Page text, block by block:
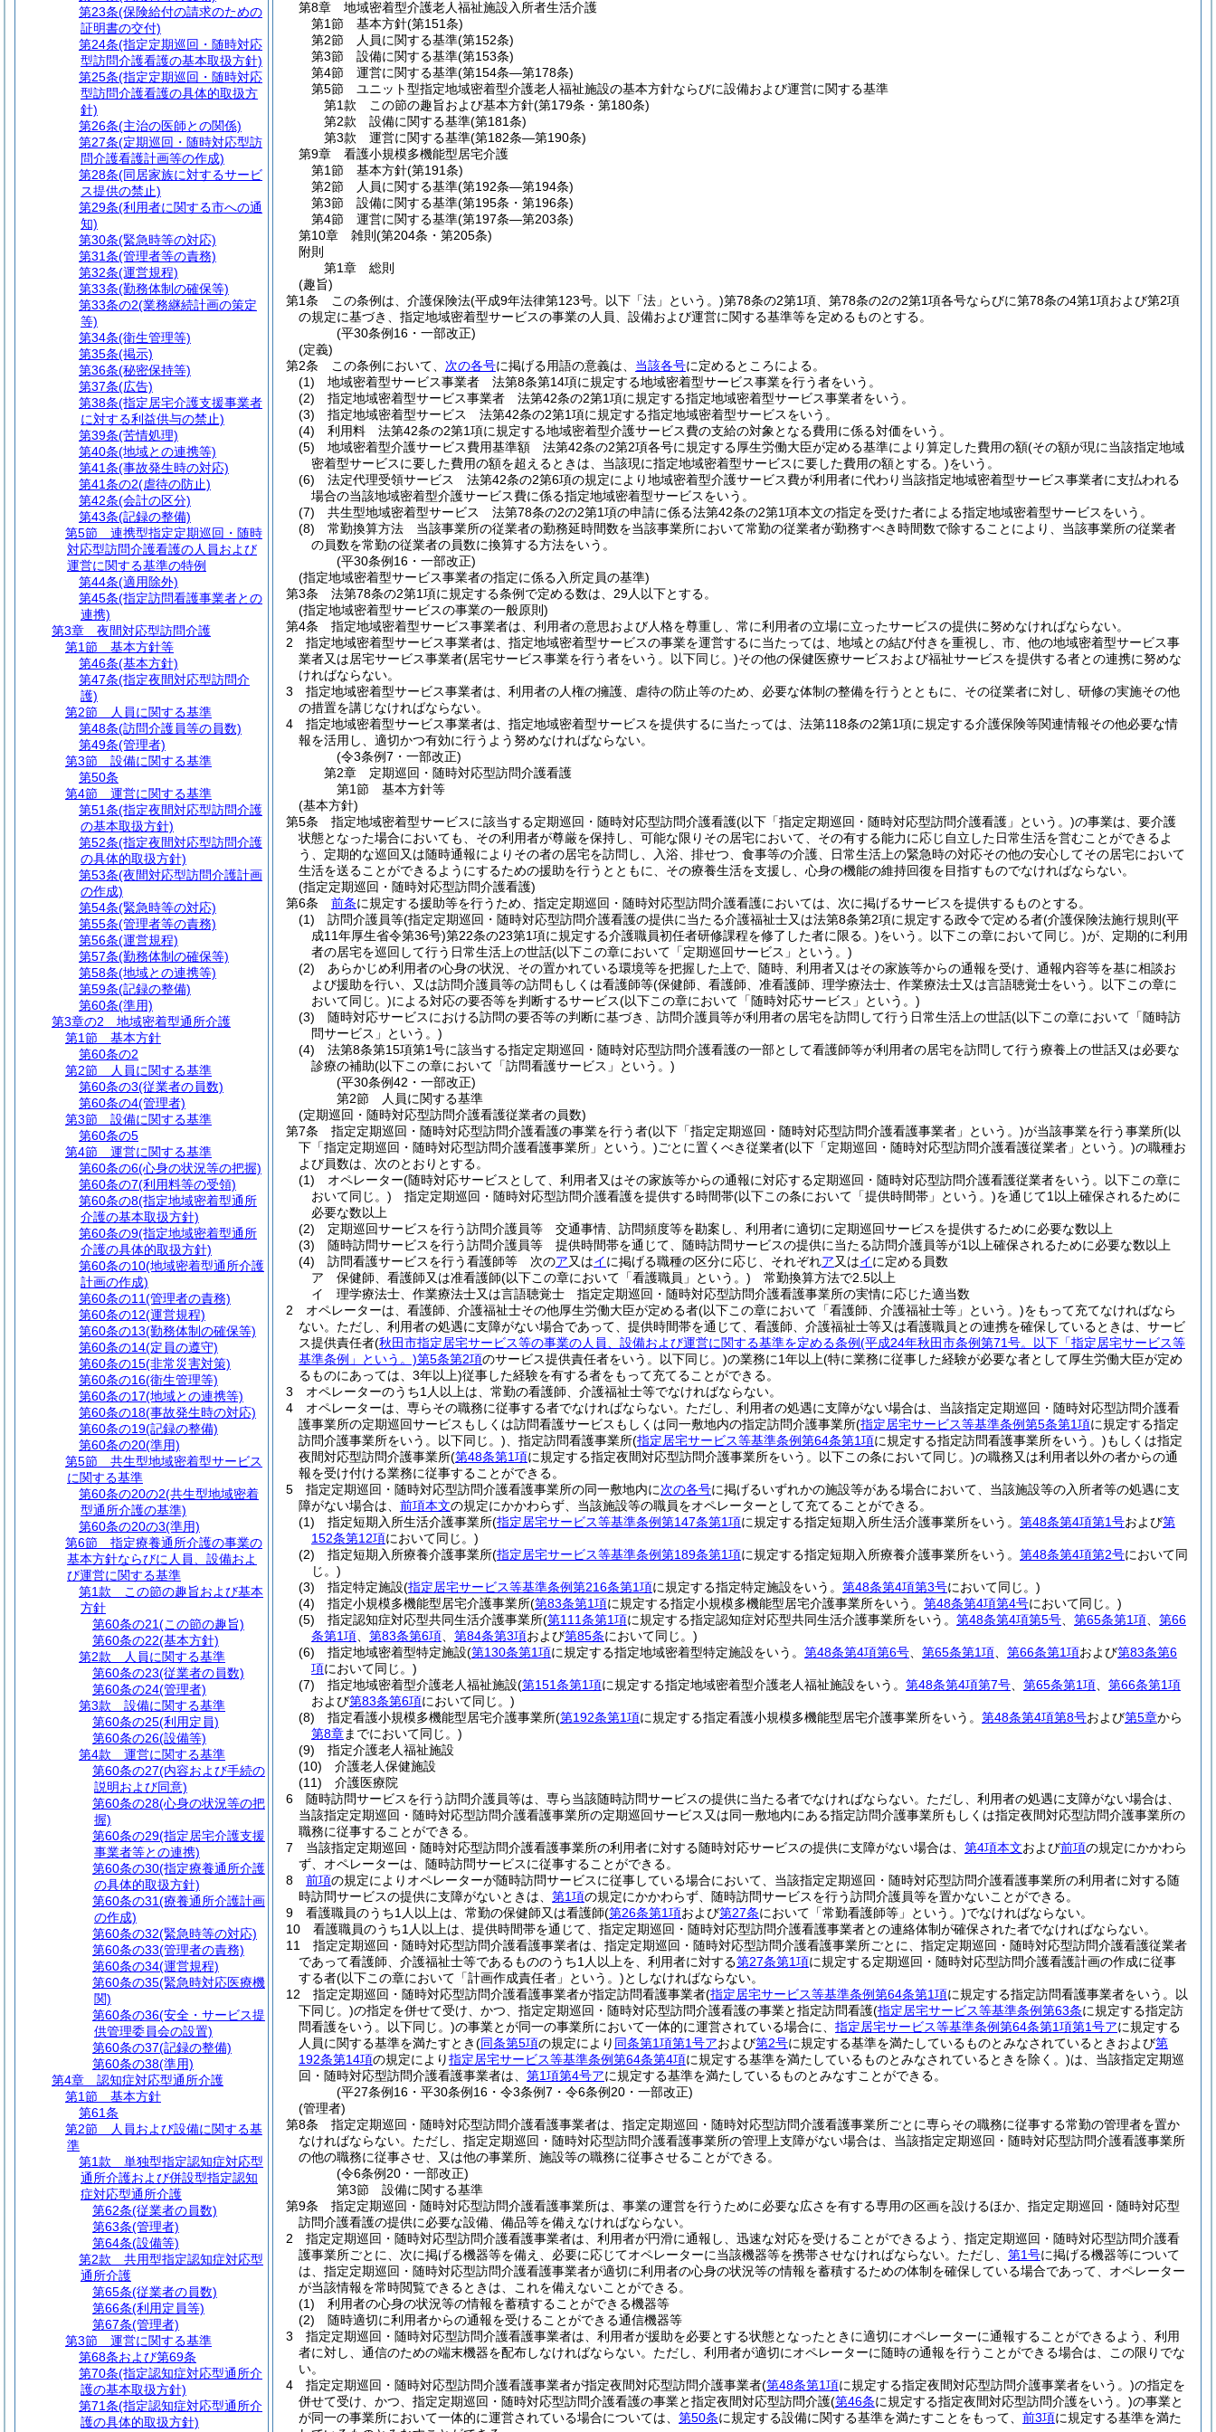
第8章
地域密着型介護老人福祉施設入所者生活介護
第1節
基本方針(第151条)
第2節
人員に関する基準(第152条)
第3節
設備に関する基準(第153条)
第4節
運営に関する基準(第154条―第178条)
第5節
ユニット型指定地域密着型介護老人福祉施設の基本方針ならびに設備および運営に関する基準
第1款
この節の趣旨および基本方針(第179条・第180条)
第2款
設備に関する基準(第181条)
第3款
運営に関する基準(第182条―第190条)
第9章
看護小規模多機能型居宅介護
第1節
基本方針(第191条)
第2節
人員に関する基準(第192条―第194条)
第3節
設備に関する基準(第195条・第196条)
第4節
運営に関する基準(第197条―第203条)
第10章
雑則 (第204条・第205条)
附則
第1章
総則
(趣旨)
第1条
この条例は、介護保険法(平成9年法律第123号。以下「法」という。)第78条の2第1項、第78条の2の2第1項各号ならびに第78条の4第1項および第2項
の規定に基づき、指定地域密着型サービスの事業の人員、設備および運営に関する基準等を定めるものとする。
(平30条例16・一部改正)
(定義)
第2条
この条例において、 次の各号に掲げる用語の意義は、 当該各号に定めるところによる。
(1)
地域密着型サービス事業者 法第8条第14項に規定する地域密着型サービス事業を行う者をいう。
(2)
指定地域密着型サービス事業者 法第42条の2第1項に規定する指定地域密着型サービス事業者をいう。
(3)
指定地域密着型サービス 法第42条の2第1項に規定する指定地域密着型サービスをいう。
(4)
利用料 法第42条の2第1項に規定する地域密着型介護サービス費の支給の対象となる費用に係る対価をいう。
(5)
地域密着型介護サービス費用基準額 法第42条の2第2項各号に規定する厚生労働大臣が定める基準により算定した費用の額(その額が現に当該指定地域
密着型サービスに要した費用の額を超えるときは、当該現に指定地域密着型サービスに要した費用の額とする。)をいう。
(6)
法定代理受領サービス 法第42条の2第6項の規定により地域密着型介護サービス費が利用者に代わり当該指定地域密着型サービス事業者に支払われる
場合の当該地域密着型介護サービス費に係る指定地域密着型サービスをいう。
(7)
共生型地域密着型サービス 法第78条の2の2第1項の申請に係る法第42条の2第1項本文の指定を受けた者による指定地域密着型サービスをいう。
(8)
常勤換算方法 当該事業所の従業者の勤務延時間数を当該事業所において常勤の従業者が勤務すべき時間数で除することにより、当該事業所の従業者
の員数を常勤の従業者の員数に換算する方法をいう。
(平30条例16・一部改正)
(指定地域密着型サービス事業者の指定に係る入所定員の基準)
第3条
法第78条の2第1項に規定する条例で定める数は、29人以下とする。
(指定地域密着型サービスの事業の一般原則)
第4条
指定地域密着型サービス事業者は、利用者の意思および人格を尊重し、常に利用者の立場に立ったサービスの提供に努めなければならない。
2
指定地域密着型サービス事業者は、指定地域密着型サービスの事業を運営するに当たっては、地域との結び付きを重視し、市、他の地域密着型サービス事
業者又は居宅サービス事業者(居宅サービス事業を行う者をいう。以下同じ。)その他の保健医療サービスおよび福祉サービスを提供する者との連携に努めな
ければならない。
3
指定地域密着型サービス事業者は、利用者の人権の擁護、虐待の防止等のため、必要な体制の整備を行うとともに、その従業者に対し、研修の実施その他
の措置を講じなければならない。
4
指定地域密着型サービス事業者は、指定地域密着型サービスを提供するに当たっては、法第118条の2第1項に規定する介護保険等関連情報その他必要な情
報を活用し、適切かつ有効に行うよう努めなければならない。
(令3条例7・一部改正)
第2章
定期巡回・随時対応型訪問介護看護
第1節
基本方針等
(基本方針)
第5条
指定地域密着型サービスに該当する定期巡回・随時対応型訪問介護看護(以下「指定定期巡回・随時対応型訪問介護看護」という。)の事業は、要介護
状態となった場合においても、その利用者が尊厳を保持し、可能な限りその居宅において、その有する能力に応じ自立した日常生活を営むことができるよ
う、定期的な巡回又は随時通報によりその者の居宅を訪問し、入浴、排せつ、食事等の介護、日常生活上の緊急時の対応その他の安心してその居宅において
生活を送ることができるようにするための援助を行うとともに、その療養生活を支援し、心身の機能の維持回復を目指すものでなければならない。
(指定定期巡回・随時対応型訪問介護看護)
第6条
前条に規定する援助等を行うため、指定定期巡回・随時対応型訪問介護看護においては、次に掲げるサービスを提供するものとする。
(1)
訪問介護員等(指定定期巡回・随時対応型訪問介護看護の提供に当たる介護福祉士又は法第8条第2項に規定する政令で定める者(介護保険法施行規則 (平
成11年厚生省令第36号)第22条の23第1項に規定する介護職員初任者研修課程を修了した者に限る。)をいう。以下この章において同じ。)が、定期的に利用
者の居宅を巡回して行う日常生活上の世話(以下この章において「定期巡回サービス」という。)
(2)
あらかじめ利用者の心身の状況、その置かれている環境等を把握した上で、随時、利用者又はその家族等からの通報を受け、通報内容等を基に相談お
よび援助を行い、又は訪問介護員等の訪問もしくは看護師等(保健師、看護師、准看護師、理学療法士、作業療法士又は言語聴覚士をいう。以下この章に
おいて同じ。)による対応の要否等を判断するサービス(以下この章において「随時対応サービス」という。)
(3)
随時対応サービスにおける訪問の要否等の判断に基づき、訪問介護員等が利用者の居宅を訪問して行う日常生活上の世話(以下この章において「随時訪
問サービス」という。)
(4)
法第8条第15項第1号に該当する指定定期巡回・随時対応型訪問介護看護の一部として看護師等が利用者の居宅を訪問して行う療養上の世話又は必要な
診療の補助(以下この章において「訪問看護サービス」という。)
(平30条例42・一部改正)
第2節
人員に関する基準
(定期巡回・随時対応型訪問介護看護従業者の員数)
第7条
指定定期巡回・随時対応型訪問介護看護の事業を行う者(以下「指定定期巡回・随時対応型訪問介護看護事業者」という。)が当該事業を行う事業所(以
下「指定定期巡回・随時対応型訪問介護看護事業所」という。)ごとに置くべき従業者(以下「定期巡回・随時対応型訪問介護看護従業者」という。)の職種お
よび員数は、次のとおりとする。
(1)
オペレーター(随時対応サービスとして、利用者又はその家族等からの通報に対応する定期巡回・随時対応型訪問介護看護従業者をいう。以下この章に
おいて同じ。) 指定定期巡回・随時対応型訪問介護看護を提供する時間帯(以下この条において「提供時間帯」という。)を通じて1以上確保されるために
必要な数以上
(2)
定期巡回サービスを行う訪問介護員等 交通事情、訪問頻度等を勘案し、利用者に適切に定期巡回サービスを提供するために必要な数以上
(3)
随時訪問サービスを行う訪問介護員等 提供時間帯を通じて、随時訪問サービスの提供に当たる訪問介護員等が1以上確保されるために必要な数以上
(4)
訪問看護サービスを行う看護師等 次のア又はイに掲げる職種の区分に応じ、それぞれア又はイに定める員数
ア
保健師、看護師又は准看護師(以下この章において「看護職員」という。) 常勤換算方法で2.5以上
イ
理学療法士、作業療法士又は言語聴覚士 指定定期巡回・随時対応型訪問介護看護事業所の実情に応じた適当数
2
オペレーターは、看護師、介護福祉士その他厚生労働大臣が定める者(以下この章において「看護師、介護福祉士等」という。)をもって充てなければなら
ない。 ただし、利用者の処遇に支障がない場合であって、提供時間帯を通じて、看護師、介護福祉士等又は看護職員との連携を確保しているときは、サービ
ス提供責任者(秋田市指定居宅サービス等の事業の人員、設備および運営に関する基準を定める条例(平成24年秋田市条例第71号。以下「指定居宅サービス等
基準条例」という。)第5条第2項のサービス提供責任者をいう。以下同じ。)の業務に1年以上(特に業務に従事した経験が必要な者として厚生労働大臣が定め
るものにあっては、3年以上)従事した経験を有する者をもって充てることができる。
3
オペレーターのうち1人以上は、常勤の看護師、介護福祉士等でなければならない。
4
オペレーターは、専らその職務に従事する者でなければならない。 ただし、利用者の処遇に支障がない場合は、当該指定定期巡回・随時対応型訪問介護看
護事業所の定期巡回サービスもしくは訪問看護サービスもしくは同一敷地内の指定訪問介護事業所(指定居宅サービス等基準条例第5条第1項に規定する指定
訪問介護事業所をいう。以下同じ。) 、指定訪問看護事業所(指定居宅サービス等基準条例第64条第1項に規定する指定訪問看護事業所をいう。)もしくは指定
夜間対応型訪問介護事業所(第48条第1項に規定する指定夜間対応型訪問介護事業所をいう。以下この条において同じ。)の職務又は利用者以外の者からの通
報を受け付ける業務に従事することができる。
5
指定定期巡回・随時対応型訪問介護看護事業所の同一敷地内に次の各号に掲げるいずれかの施設等がある場合において、当該施設等の入所者等の処遇に支
障がない場合は、 前項本文の規定にかかわらず、当該施設等の職員をオペレーターとして充てることができる。
(1)
指定短期入所生活介護事業所(指定居宅サービス等基準条例第147条第1項に規定する指定短期入所生活介護事業所をいう。 第48条第4項第1号および第
152条第12項において同じ。)
(2)
指定短期入所療養介護事業所(指定居宅サービス等基準条例第189条第1項に規定する指定短期入所療養介護事業所をいう。 第48条第4項第2号において同
じ。)
(3)
指定特定施設(指定居宅サービス等基準条例第216条第1項に規定する指定特定施設をいう。 第48条第4項第3号において同じ。)
(4)
指定小規模多機能型居宅介護事業所(第83条第1項に規定する指定小規模多機能型居宅介護事業所をいう。 第48条第4項第4号において同じ。)
(5)
指定認知症対応型共同生活介護事業所(第111条第1項に規定する指定認知症対応型共同生活介護事業所をいう。 第48条第4項第5号 第65条第1項
第66
条第1項
第83条第6項 第84条第3項および第85条において同じ。)
(6)
指定地域密着型特定施設(第130条第1項に規定する指定地域密着型特定施設をいう。 第48条第4項第6号 第65条第1項 第66条第1項および第83条第6
項において同じ。)
(7)
指定地域密着型介護老人福祉施設(第151条第1項に規定する指定地域密着型介護老人福祉施設をいう。 第48条第4項第7号 第65条第1項
第66条第1項
および第83条第6項において同じ。)
(8)
指定看護小規模多機能型居宅介護事業所(第192条第1項に規定する指定看護小規模多機能型居宅介護事業所をいう。 第48条第4項第8号および第5章から
第8章までにおいて同じ。)
(9)
指定介護老人福祉施設
(10)
介護老人保健施設
(11)
介護医療院
6
随時訪問サービスを行う訪問介護員等は、専ら当該随時訪問サービスの提供に当たる者でなければならない。 ただし、利用者の処遇に支障がない場合は、
当該指定定期巡回・随時対応型訪問介護看護事業所の定期巡回サービス又は同一敷地内にある指定訪問介護事業所もしくは指定夜間対応型訪問介護事業所の
職務に従事することができる。
7
当該指定定期巡回・随時対応型訪問介護看護事業所の利用者に対する随時対応サービスの提供に支障がない場合は、 第4項本文および前項の規定にかかわら
ず、オペレーターは、随時訪問サービスに従事することができる。
8
前項の規定によりオペレーターが随時訪問サービスに従事している場合において、当該指定定期巡回・随時対応型訪問介護看護事業所の利用者に対する随
時訪問サービスの提供に支障がないときは、 第1項の規定にかかわらず、随時訪問サービスを行う訪問介護員等を置かないことができる。
9
看護職員のうち1人以上は、常勤の保健師又は看護師(第26条第1項および第27条において「常勤看護師等」という。)でなければならない。
10
看護職員のうち1人以上は、提供時間帯を通じて、指定定期巡回・随時対応型訪問介護看護事業者との連絡体制が確保された者でなければならない。
11
指定定期巡回・随時対応型訪問介護看護事業者は、指定定期巡回・随時対応型訪問介護看護事業所ごとに、指定定期巡回・随時対応型訪問介護看護従業者
であって看護師、介護福祉士等であるもののうち1人以上を、利用者に対する第27条第1項に規定する定期巡回・随時対応型訪問介護看護計画の作成に従事
する者(以下この章において「計画作成責任者」という。)としなければならない。
12
指定定期巡回・随時対応型訪問介護看護事業者が指定訪問看護事業者(指定居宅サービス等基準条例第64条第1項に規定する指定訪問看護事業者をいう。以
下同じ。)の指定を併せて受け、かつ、指定定期巡回・随時対応型訪問介護看護の事業と指定訪問看護(指定居宅サービス等基準条例第63条に規定する指定訪
問看護をいう。以下同じ。)の事業とが同一の事業所において一体的に運営されている場合に、 指定居宅サービス等基準条例第64条第1項第1号アに規定する
人員に関する基準を満たすとき(同条第5項の規定により 同条第1項第1号アおよび第2号に規定する基準を満たしているものとみなされているときおよび第
192条第14項の規定により指定居宅サービス等基準条例第64条第4項に規定する基準を満たしているものとみなされているときを除く。)は、当該指定定期巡
回・随時対応型訪問介護看護事業者は、 第1項第4号アに規定する基準を満たしているものとみなすことができる。
(平27条例16・平30条例16・令3条例7・令6条例20・一部改正)
(管理者)
第8条
指定定期巡回・随時対応型訪問介護看護事業者は、指定定期巡回・随時対応型訪問介護看護事業所ごとに専らその職務に従事する常勤の管理者を置か
なければならない。 ただし、指定定期巡回・随時対応型訪問介護看護事業所の管理上支障がない場合は、当該指定定期巡回・随時対応型訪問介護看護事業所
の他の職務に従事させ、又は他の事業所、施設等の職務に従事させることができる。
(令6条例20・一部改正)
第3節
設備に関する基準
第9条
指定定期巡回・随時対応型訪問介護看護事業所は、事業の運営を行うために必要な広さを有する専用の区画を設けるほか、指定定期巡回・随時対応型
訪問介護看護の提供に必要な設備、備品等を備えなければならない。
2
指定定期巡回・随時対応型訪問介護看護事業者は、利用者が円滑に通報し、迅速な対応を受けることができるよう、指定定期巡回・随時対応型訪問介護看
護事業所ごとに、次に掲げる機器等を備え、必要に応じてオペレーターに当該機器等を携帯させなければならない。 ただし、 第1号に掲げる機器等について
は、指定定期巡回・随時対応型訪問介護看護事業者が適切に利用者の心身の状況等の情報を蓄積するための体制を確保している場合であって、オペレーター
が当該情報を常時閲覧できるときは、これを備えないことができる。
(1)
利用者の心身の状況等の情報を蓄積することができる機器等
(2)
随時適切に利用者からの通報を受けることができる通信機器等
3
指定定期巡回・随時対応型訪問介護看護事業者は、利用者が援助を必要とする状態となったときに適切にオペレーターに通報することができるよう、利用
者に対し、通信のための端末機器を配布しなければならない。 ただし、利用者が適切にオペレーターに随時の通報を行うことができる場合は、この限りでな
い。
4
指定定期巡回・随時対応型訪問介護看護事業者が指定夜間対応型訪問介護事業者(第48条第1項に規定する指定夜間対応型訪問介護事業者をいう。)の指定を
併せて受け、かつ、指定定期巡回・随時対応型訪問介護看護の事業と指定夜間対応型訪問介護(第46条に規定する指定夜間対応型訪問介護をいう。)の事業と
が同一の事業所において一体的に運営されている場合については、 第50条に規定する設備に関する基準を満たすことをもって、 前3項に規定する基準を満た
第23条(保険給付の請求のための
証明書の交付)
第24条(指定定期巡回・随時対応
型訪問介護看護の基本取扱方針)
第25条(指定定期巡回・随時対応
型訪問介護看護の具体的取扱方
針)
第26条(主治の医師との関係)
第27条(定期巡回・随時対応型訪
問介護看護計画等の作成)
第28条(同居家族に対するサービ
ス提供の禁止)
第29条(利用者に関する市への通
知)
第30条(緊急時等の対応)
第31条(管理者等の責務)
第32条(運営規程)
第33条(勤務体制の確保等)
第33条の2(業務継続計画の策定
等)
第34条(衛生管理等)
第35条(掲示)
第36条(秘密保持等)
第37条(広告)
第38条(指定居宅介護支援事業者
に対する利益供与の禁止)
第39条(苦情処理)
第40条(地域との連携等)
第41条(事故発生時の対応)
第41条の2(虐待の防止)
第42条(会計の区分)
第43条(記録の整備)
第5節
連携型指定定期巡回・随時
対応型訪問介護看護の人員および
運営に関する基準の特例
第44条(適用除外)
第45条(指定訪問看護事業者との
連携)
第3章
夜間対応型訪問介護
第1節
基本方針等
第46条(基本方針)
第47条(指定夜間対応型訪問介
護)
第2節
人員に関する基準
第48条(訪問介護員等の員数)
第49条(管理者)
第3節
設備に関する基準
第50条
第4節
運営に関する基準
第51条(指定夜間対応型訪問介護
の基本取扱方針)
第52条(指定夜間対応型訪問介護
の具体的取扱方針)
第53条(夜間対応型訪問介護計画
の作成)
第54条(緊急時等の対応)
第55条(管理者等の責務)
第56条(運営規程)
第57条(勤務体制の確保等)
第58条(地域との連携等)
第59条(記録の整備)
第60条(準用)
第3章の2
地域密着型通所介護
第1節
基本方針
第60条の2
第2節
人員に関する基準
第60条の3(従業者の員数)
第60条の4(管理者)
第3節
設備に関する基準
第60条の5
第4節
運営に関する基準
第60条の6(心身の状況等の把握)
第60条の7(利用料等の受領)
第60条の8(指定地域密着型通所
介護の基本取扱方針)
第60条の9(指定地域密着型通所
介護の具体的取扱方針)
第60条の10(地域密着型通所介護
計画の作成)
第60条の11(管理者の責務)
第60条の12(運営規程)
第60条の13(勤務体制の確保等)
第60条の14(定員の遵守)
第60条の15(非常災害対策)
第60条の16(衛生管理等)
第60条の17(地域との連携等)
第60条の18(事故発生時の対応)
第60条の19(記録の整備)
第60条の20(準用)
第5節
共生型地域密着型サービス
に関する基準
第60条の20の2(共生型地域密着
型通所介護の基準)
第60条の20の3(準用)
第6節
指定療養通所介護の事業の
基本方針ならびに人員、設備およ
び運営に関する基準
第1款
この節の趣旨および基本
方針
第60条の21(この節の趣旨)
第60条の22(基本方針)
第2款
人員に関する基準
第60条の23(従業者の員数)
第60条の24(管理者)
第3款
設備に関する基準
第60条の25(利用定員)
第60条の26(設備等)
第4款
運営に関する基準
第60条の27(内容および手続の
説明および同意)
第60条の28(心身の状況等の把
握)
第60条の29(指定居宅介護支援
事業者等との連携)
第60条の30(指定療養通所介護
の具体的取扱方針)
第60条の31(療養通所介護計画
の作成)
第60条の32(緊急時等の対応)
第60条の33(管理者の責務)
第60条の34(運営規程)
第60条の35(緊急時対応医療機
関)
第60条の36(安全・サービス提
供管理委員会の設置)
第60条の37(記録の整備)
第60条の38(準用)
第4章
認知症対応型通所介護
第1節
基本方針
第61条
第2節
人員および設備に関する基
準
第1款
単独型指定認知症対応型
通所介護および併設型指定認知
症対応型通所介護
第62条(従業者の員数)
第63条(管理者)
第64条(設備等)
第2款
共用型指定認知症対応型
通所介護
第65条(従業者の員数)
第66条(利用定員等)
第67条(管理者)
第3節
運営に関する基準
第68条および第69条
第70条(指定認知症対応型通所介
護の基本取扱方針)
第71条(指定認知症対応型通所介
護の具体的取扱方針)